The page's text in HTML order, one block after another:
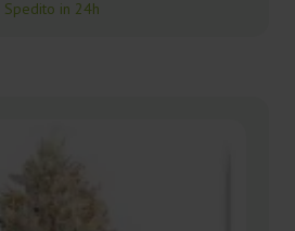
Spedito in 24h